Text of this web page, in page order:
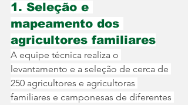
1. Seleção e
mapeamento dos
agricultores familiares
A equipe técnica realiza o
levantamento e a seleção de cerca de
250 agricultores e agricultoras
familiares e camponesas de diferentes